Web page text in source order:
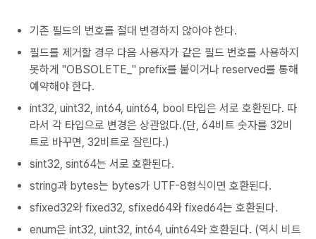
기존 필드의 번호를 절대 변경하지 않아야 한다.
필드를 제거할 경우 다음 사용자가 같은 필드 번호를 사용하지
못하게 "OBSOLETE_" prefix를 붙이거나 reserved를 통해
예약해야 한다.
int32, uint32, int64, uint64, bool 타입은 서로 호환된다. 따
라서 각 타입으로 변경은 상관없다.(단, 64비트 숫자를 32비
트로 바꾸면, 32비트로 잘린다.)
sint32, sint64는 서로 호환된다.
string과 bytes는 bytes가 UTF-8형식이면 호환된다.
sfixed32와 fixed32, sfixed64와 fixed64는 호환된다.
enum은 int32, uint32, int64, uint64와 호환된다. (역시 비트